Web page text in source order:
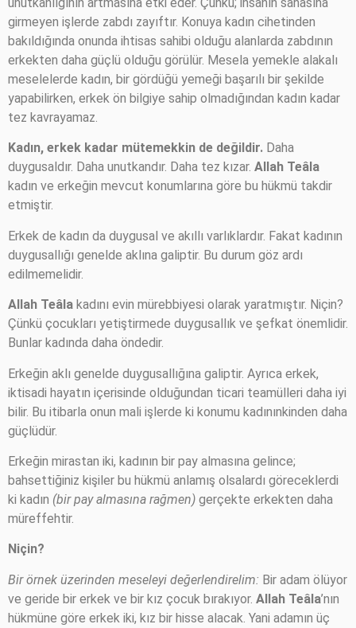
girmeyen işlerde zabdı zayıftır. Konuya kadın cihetinden
bakıldığında onunda ihtisas sahibi olduğu alanlarda zabdının
erkekten daha güçlü olduğu görülür. Mesela yemekle alakalı
meselelerde kadın, bir gördüğü yemeği başarılı bir şekilde
yapabilirken, erkek ön bilgiye sahip olmadığından kadın kadar
tez kavrayamaz.
Kadın, erkek kadar mütemekkin de değildir. Daha
duygusaldır. Daha unutkandır. Daha tez kızar. Allah Teâla
kadın ve erkeğin mevcut konumlarına göre bu hükmü takdir
etmiştir.
Erkek de kadın da duygusal ve akıllı varlıklardır. Fakat kadının
duygusallığı genelde aklına galiptir. Bu durum göz ardı
edilmemelidir.
Allah Teâla kadını evin mürebbiyesi olarak yaratmıştır. Niçin?
Çünkü çocukları yetiştirmede duygusallık ve şefkat önemlidir.
Bunlar kadında daha öndedir.
Erkeğin aklı genelde duygusallığına galiptir. Ayrıca erkek,
iktisadi hayatın içerisinde olduğundan ticari teamülleri daha iyi
bilir. Bu itibarla onun mali işlerde ki konumu kadınınkinden daha
güçlüdür.
Erkeğin mirastan iki, kadının bir pay almasına gelince;
bahsettiğiniz kişiler bu hükmü anlamış olsalardı göreceklerdi
ki kadın (bir pay almasına rağmen) gerçekte erkekten daha
müreffehtir.
Niçin?
Bir örnek üzerinden meseleyi değerlendirelim: Bir adam ölüyor
ve geride bir erkek ve bir kız çocuk bırakıyor. Allah Teâla’nın
hükmüne göre erkek iki, kız bir hisse alacak. Yani adamın üç